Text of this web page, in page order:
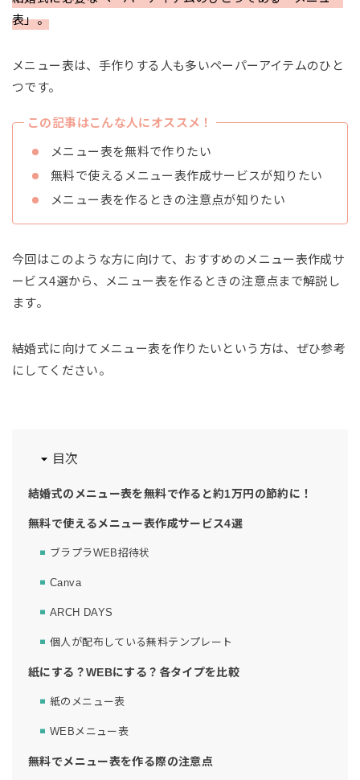
表」。
メニュー表は、手作りする人も多いペーパーアイテムのひと
つです。
この記事はこんな人にオススメ！
メニュー表を無料で作りたい
無料で使えるメニュー表作成サービスが知りたい
メニュー表を作るときの注意点が知りたい
今回はこのような方に向けて、おすすめのメニュー表作成サ
ービス4選から、メニュー表を作るときの注意点まで解説し
ます。
結婚式に向けてメニュー表を作りたいという方は、ぜひ参考
にしてください。
目次
結婚式のメニュー表を無料で作ると約1万円の節約に！
無料で使えるメニュー表作成サービス4選
ブラプラWEB招待状
Canva
ARCH DAYS
個人が配布している無料テンプレート
紙にする？WEBにする？各タイプを比較
紙のメニュー表
WEBメニュー表
無料でメニュー表を作る際の注意点